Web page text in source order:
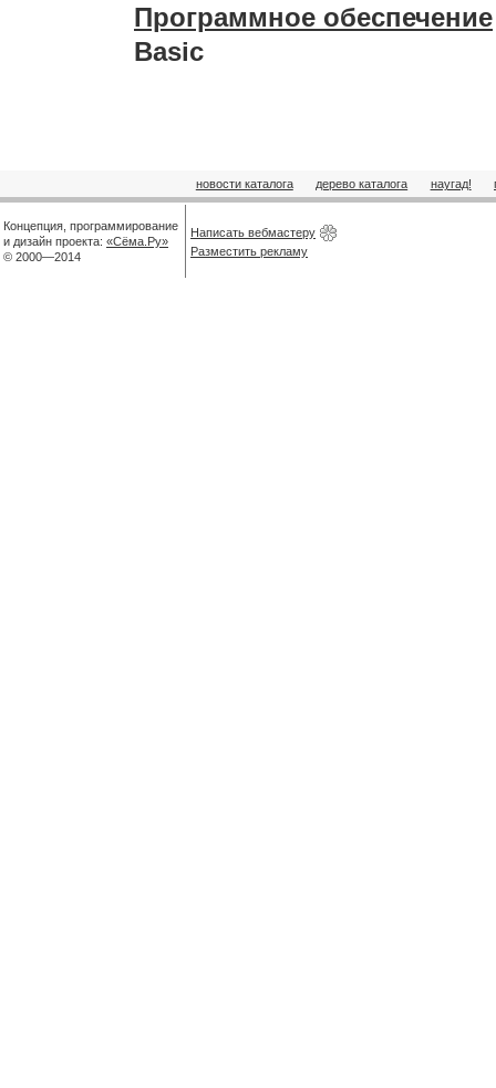
Программное обеспечение
Basic
новости каталога дерево каталога наугад!
Концепция, программирование
и дизайн проекта: «Сёма.Ру»
© 2000—2014
Написать вебмастеру
Разместить рекламу